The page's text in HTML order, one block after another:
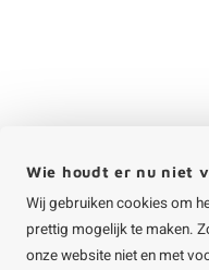
Wie houdt er nu niet
Wij gebruiken cookies om
prettig mogelijk te maken.
onze website niet en met